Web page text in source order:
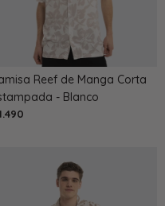
Reef de Manga Corta
- Blanco